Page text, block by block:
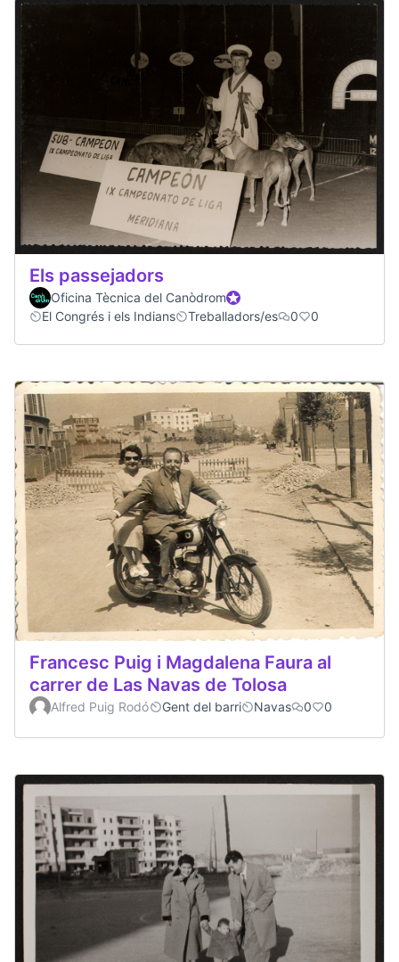
Els passejadors
Oficina Tècnica del CanòdromOfficial participant
El Congrés i els Indians
Treballadors/es 0 0
Francesc Puig i Magdalena Faura al
carrer de Las Navas de Tolosa
Alfred Puig Rodó Gent del barri Navas 0 0